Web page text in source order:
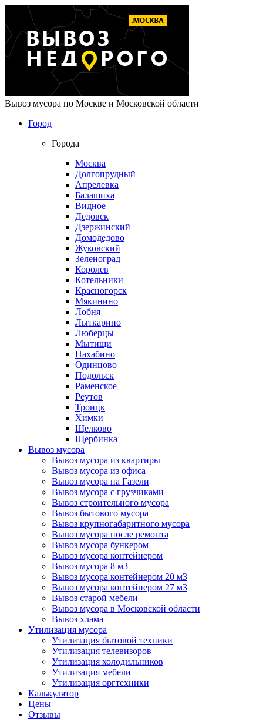
Вывоз мусора по Москве и Московской области
Город
Города
Москва
Долгопрудный
Апрелевка
Балашиха
Видное
Дедовск
Дзержинский
Домодедово
Жуковский
Зеленоград
Королев
Котельники
Красногорск
Мякинино
Лобня
Лыткарино
Люберцы
Мытищи
Нахабино
Одинцово
Подольск
Раменское
Реутов
Троицк
Химки
Щелково
Щербинка
Вывоз мусора
Вывоз мусора из квартиры
Вывоз мусора из офиса
Вывоз мусора на Газели
Вывоз мусора с грузчиками
Вывоз строительного мусора
Вывоз бытового мусора
Вывоз крупногабаритного мусора
Вывоз мусора после ремонта
Вывоз мусора бункером
Вывоз мусора контейнером
Вывоз мусора 8 м3
Вывоз мусора контейнером 20 м3
Вывоз мусора контейнером 27 м3
Вывоз старой мебели
Вывоз мусора в Московской области
Вывоз хлама
Утилизация мусора
Утилизация бытовой техники
Утилизация телевизоров
Утилизация холодильников
Утилизация мебели
Утилизация оргтехники
Калькулятор
Цены
Отзывы